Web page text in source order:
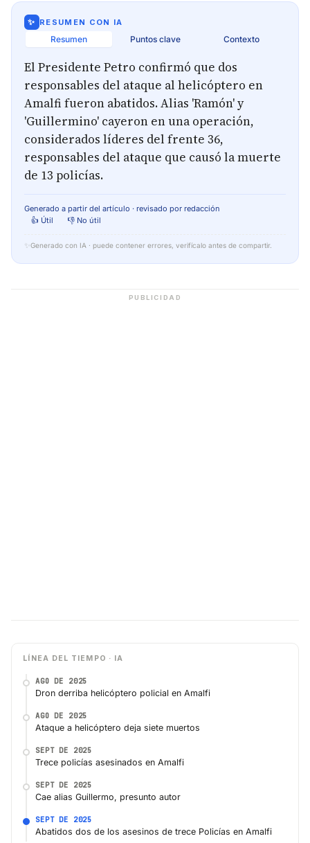
✨ RESUMEN CON IA
Resumen Puntos clave Contexto
El Presidente Petro confirmó que dos
responsables del ataque al helicóptero en
Amalfi fueron abatidos. Alias 'Ramón' y
'Guillermino' cayeron en una operación,
considerados líderes del frente 36,
responsables del ataque que causó la muerte
de 13 policías.
Generado a partir del artículo · revisado por redacción
👍 Útil
👎 No útil
✨ Generado con IA · puede contener errores, verifícalo antes de compartir.
PUBLICIDAD
LÍNEA DEL TIEMPO · IA
AGO DE 2025
Dron derriba helicóptero policial en Amalfi
AGO DE 2025
Ataque a helicóptero deja siete muertos
SEPT DE 2025
Trece policías asesinados en Amalfi
SEPT DE 2025
Cae alias Guillermo, presunto autor
SEPT DE 2025
Abatidos dos de los asesinos de trece Policías en Amalfi